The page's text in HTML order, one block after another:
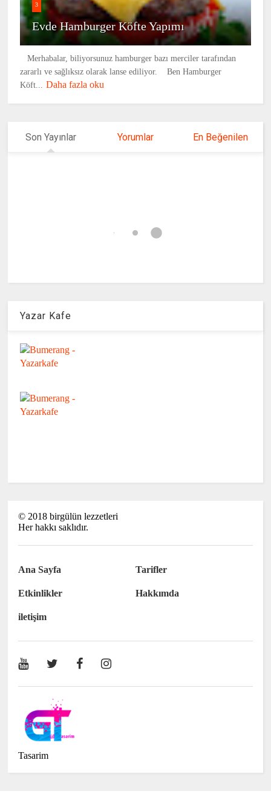
3
Evde Hamburger Köfte Yapımı
Merhabalar, biliyorsunuz hamburger bazı merciler tarafından
zararlı ve sağlıksız olarak lanse ediliyor. Ben Hamburger
Köft...
Daha fazla oku
Son Yayınlar Yorumlar En Beğenilen
Yazar Kafe
© 2018 birgülün lezzetleri
Her hakkı saklıdır.
Ana Sayfa Tarifler
Etkinlikler Hakkımda
iletişim
Tasarim